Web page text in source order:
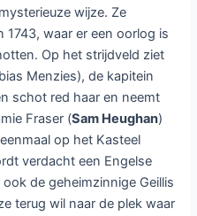
wijze. Ze
waar er een oorlog is
Op het strijdveld ziet
Menzies), de kapitein
schot red haar en neemt
Fraser (Sam Heughan)
op het Kasteel
verdacht een Engelse
de geheimzinnige Geillis
terug wil naar de plek waar